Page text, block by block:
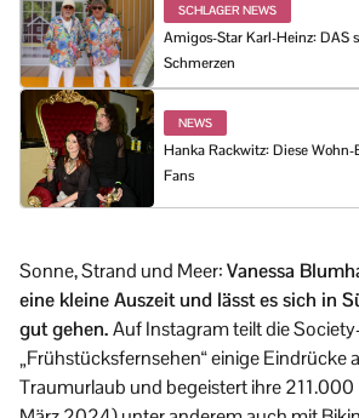
SCHLAGER NEWS
Amigos-Star Karl-Heinz: DAS
Schmerzen
NEWS
Hanka Rackwitz: Diese
Fans
Sonne, Strand und Meer:Vanessa
eine kleine Auszeit und lässt es sich in
gut gehen.Auf Instagram teilt die
„Frühstücksfernsehen“ einige Eindrücke
Traumurlaub und begeistert ihre